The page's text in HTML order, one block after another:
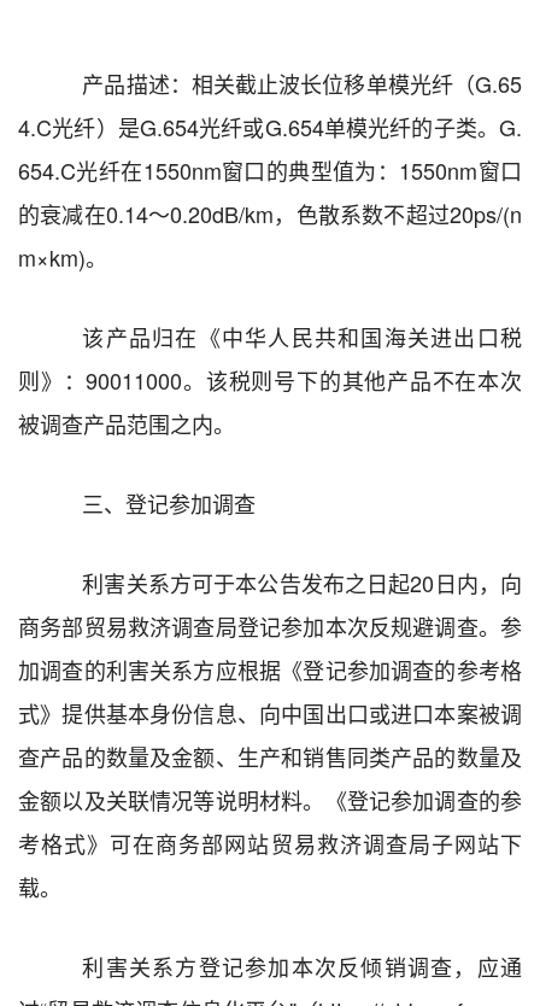
产品描述：相关截止波长位移单模光纤（G.65
4.C光纤） 是G.654光纤或G.654单模光纤的子类。G.
654.C光纤在1550nm窗口的典型值为： 1550nm窗口
的衰减在0.14～0.20dB/km，色散系数不超过20ps/(n
m×km)。
该产品归在《中华人民共和国海关进出口税
则》：90011000。该税则号下的其他产品不在本次
被调查产品范围之内。
三、登记参加调查
利害关系方可于本公告发布之日起20日内，向
商务部贸易救济调查局登记参加本次反规避调查。参
加调查的利害关系方应根据《登记参加调查的参考格
式》提供基本身份信息、向中国出口或进口本案被调
查产品的数量及金额、生产和销售同类产品的数量及
金额以及关联情况等说明材料。《登记参加调查的参
考格式》可在商务部网站贸易救济调查局子网站下
载。
利害关系方登记参加本次反倾销调查，应通